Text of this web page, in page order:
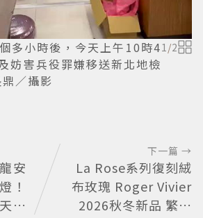
多小時後，今天上午10時4
妨害兵役罪嫌移送新北地檢
／攝影
1 /2
安
！
霹
下一篇 →
La Rose系列復刻絨
布玫瑰 Roger Vivier
2026秋冬新品 繁花